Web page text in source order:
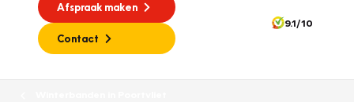
Afspraak maken
Contact
9.1/10